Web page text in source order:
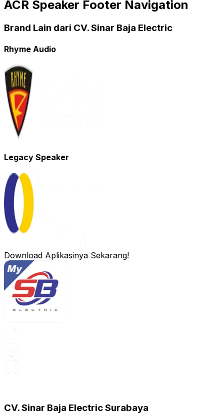
ACR Speaker Footer Navigation
Brand Lain dari CV. Sinar Baja Electric
Rhyme Audio
Legacy Speaker
Download Aplikasinya Sekarang!
CV. Sinar Baja Electric Surabaya